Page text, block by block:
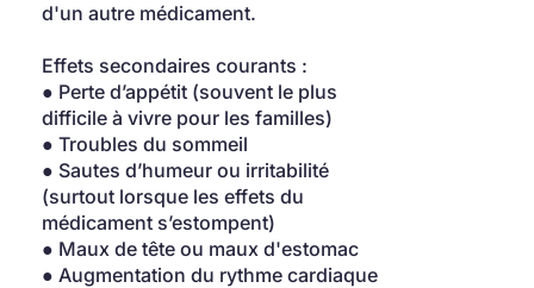
d'un autre médicament.
Effets secondaires courants :
● Perte d’appétit (souvent le plus
difficile à vivre pour les familles)
● Troubles du sommeil
● Sautes d’humeur ou irritabilité
(surtout lorsque les effets du
médicament s’estompent)
● Maux de tête ou maux d'estomac
● Augmentation du rythme cardiaque